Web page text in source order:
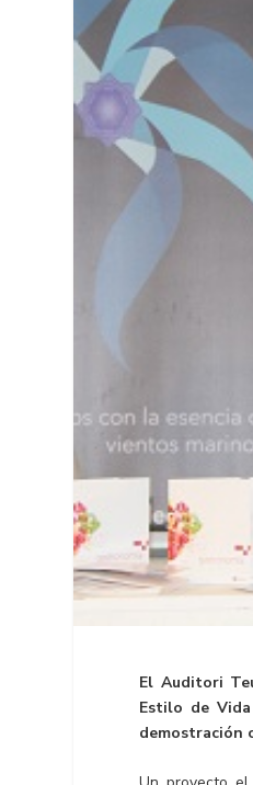
El Auditori
Estilo de
demostración